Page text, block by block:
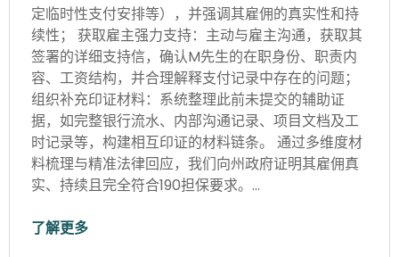
定临时性支付安排等），并强调其雇佣的真实性和持
续性； 获取雇主强力支持：主动与雇主沟通，获取其
签署的详细支持信，确认M先生的在职身份、职责内
容、工资结构，并合理解释支付记录中存在的问题；
组织补充印证材料：系统整理此前未提交的辅助证
据，如完整银行流水、内部沟通记录、项目文档及工
时记录等，构建相互印证的材料链条。 通过多维度材
料梳理与精准法律回应，我们向州政府证明其雇佣真
实、持续且完全符合190担保要求。…
了解更多